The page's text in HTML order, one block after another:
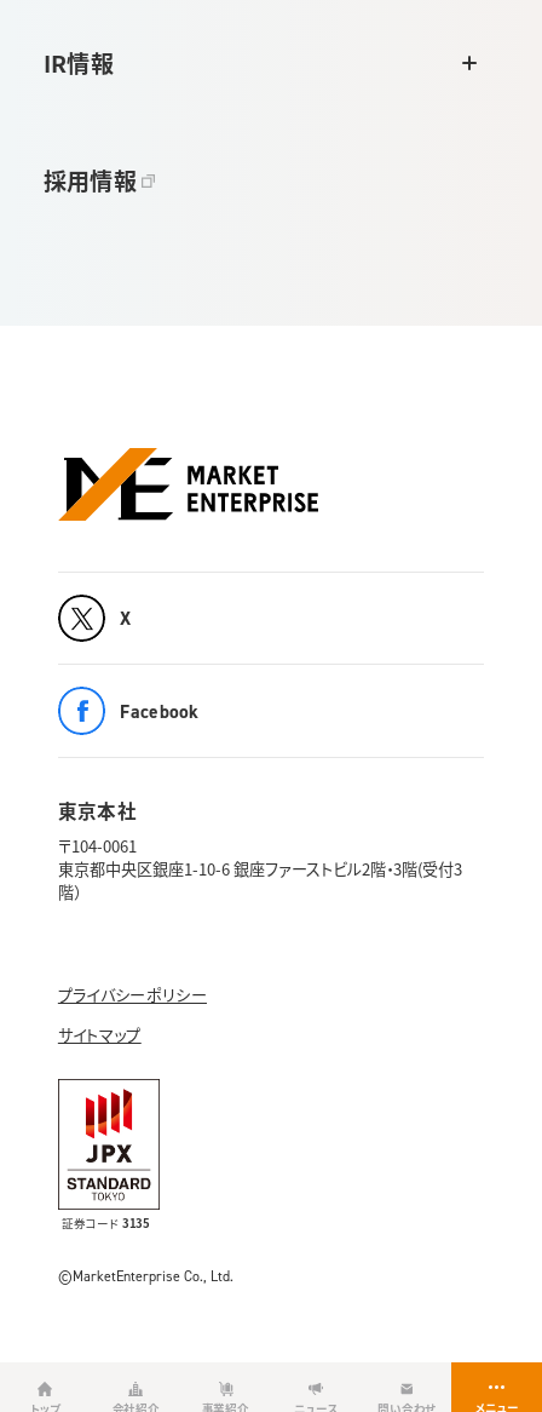
トップ 会社紹介 事業紹介 ニュース 問い合わせ
X
Facebook
東京本社
〒104-0061
東京都中央区銀座1-10-6 銀座ファーストビル2階・3階(受付3
階）
IR情報
採用情報
©MarketEnterprise Co., Ltd.
プライバシーポリシー
サイトマップ
証券コード3135